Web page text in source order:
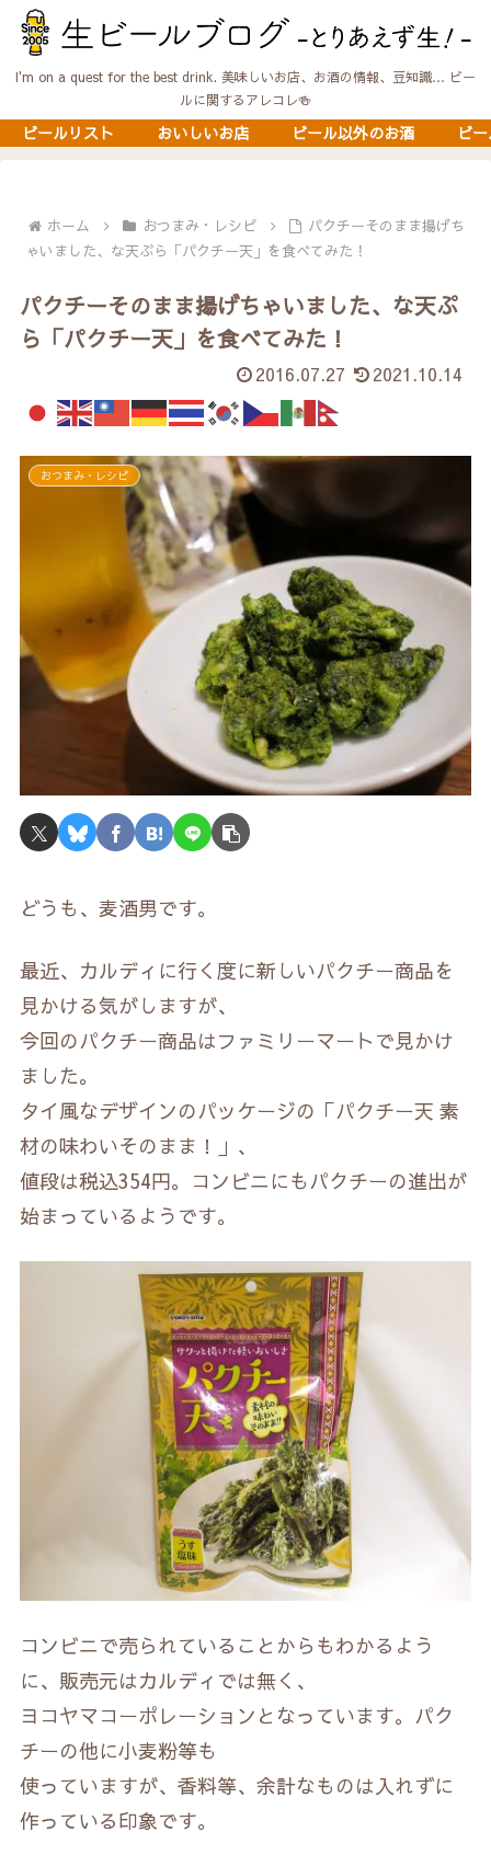
I'm on a quest for the best drink. 美味しいお店、お酒の情報、豆知識… ビー
ルに関するアレコレ🍻
ビールリスト おいしいお店 ビール以外のお酒 ビ
ホーム おつまみ・レシピ
パクチーそのまま揚げち
ゃいました、な天ぷら「パクチー天」を食べてみた！
パクチーそのまま揚げちゃいました、な天ぷ
ら「パクチー天」を食べてみた！
2016.07.27 2021.10.14
おつまみ・レシピ
どうも、麦酒男です。
最近、カルディに行く度に新しいパクチー商品を
見かける気がしますが、
今回のパクチー商品はファミリーマートで見かけ
ました。
タイ風なデザインのパッケージの「パクチー天 素
材の味わいそのまま！」、
値段は税込354円。コンビニにもパクチーの進出が
始まっているようです。
コンビニで売られていることからもわかるよう
に、販売元はカルディでは無く、
ヨコヤマコーポレーションとなっています。パク
チーの他に小麦粉等も
使っていますが、香料等、余計なものは入れずに
作っている印象です。